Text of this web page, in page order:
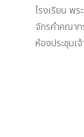
โรงเรียน พ
จักรคำคณา
ห้องประชุมเ